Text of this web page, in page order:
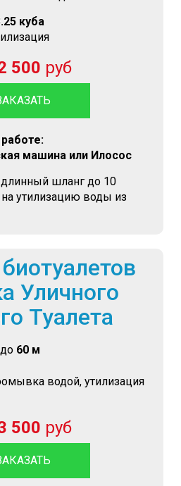
куба
500 руб
машина или Илосос
длинный шланг до 10
утилизацию воды из
Уличного
Туалета
60 м
водой, утилизация
500 руб